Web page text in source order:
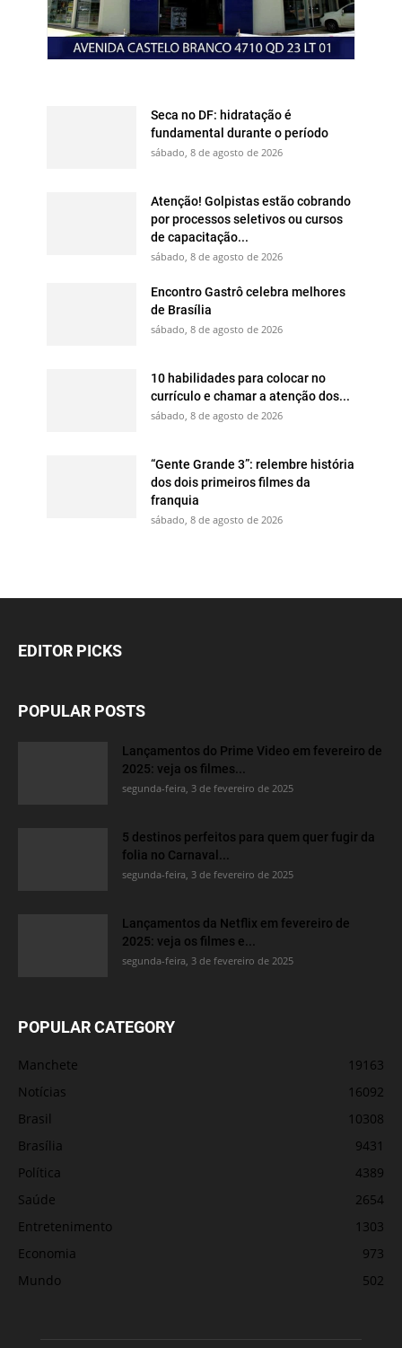
Seca no DF: hidratação é
fundamental durante o período
sábado, 8 de agosto de 2026
Atenção! Golpistas estão cobrando
por processos seletivos ou cursos
de capacitação...
sábado, 8 de agosto de 2026
Encontro Gastrô celebra melhores
de Brasília
sábado, 8 de agosto de 2026
10 habilidades para colocar no
currículo e chamar a atenção dos...
sábado, 8 de agosto de 2026
“Gente Grande 3”: relembre história
dos dois primeiros filmes da
franquia
sábado, 8 de agosto de 2026
EDITOR PICKS
POPULAR POSTS
Lançamentos do Prime Video em fevereiro de
2025: veja os filmes...
segunda-feira, 3 de fevereiro de 2025
5 destinos perfeitos para quem quer fugir da
folia no Carnaval...
segunda-feira, 3 de fevereiro de 2025
Lançamentos da Netflix em fevereiro de
2025: veja os filmes e...
segunda-feira, 3 de fevereiro de 2025
POPULAR CATEGORY
Manchete
19163
Notícias
16092
Brasil
10308
Brasília
9431
Política
4389
Saúde
2654
Entretenimento
1303
Economia
973
Mundo
502